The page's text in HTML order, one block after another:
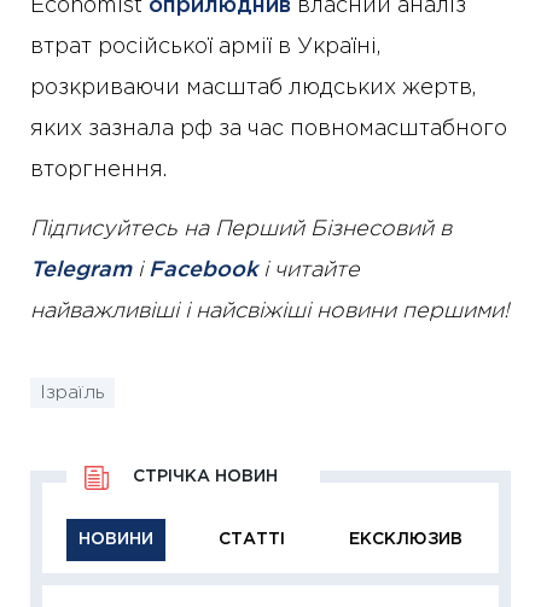
Economist оприлюднив власний аналіз
втрат російської армії в Україні,
розкриваючи масштаб людських жертв,
яких зазнала рф за час повномасштабного
вторгнення.
Підписуйтесь на Перший Бізнесовий в
Telegramі Facebookі читайте
найважливіші і найсвіжіші новини першими!
Ізраїль
НОВИНИ СТАТТІ ЕКСКЛЮЗИВ
СТРІЧКА НОВИН